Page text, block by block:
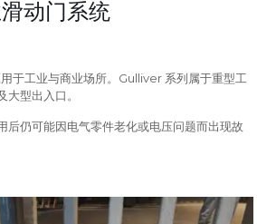
动门系统
于工业与商业场所。 Gulliver 系列属于重型工
大型出入口。
后仍可能因电气零件老化或电压问题而出现故